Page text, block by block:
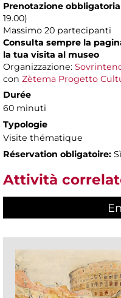
Prenotazione obbligatoria
19.00)
Massimo 20 partecipanti
Consulta sempre la
la tua visita al museo
Organizzazione:
con Zètema Progetto
Durée
60 minuti
Typologie
Visite thématique
Réservation obligatoire: Sì
Attività